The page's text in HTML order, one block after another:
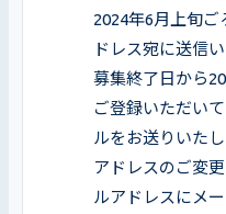
2024年6月上旬ご
ドレス宛に送信
募集終了日から
ご登録いただい
ルをお送りいた
アドレスのご変
ルアドレスにメ